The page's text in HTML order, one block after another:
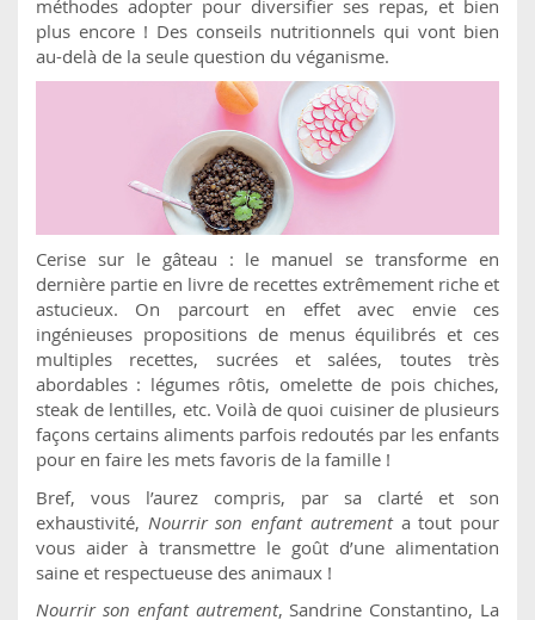
méthodes adopter pour diversifier ses repas, et bien
plus encore ! Des conseils nutritionnels qui vont bien
au-delà de la seule question du véganisme.
Cerise sur le gâteau : le manuel se transforme en
dernière partie en livre de recettes extrêmement riche et
astucieux. On parcourt en effet avec envie ces
ingénieuses propositions de menus équilibrés et ces
multiples recettes, sucrées et salées, toutes très
abordables : légumes rôtis, omelette de pois chiches,
steak de lentilles, etc. Voilà de quoi cuisiner de plusieurs
façons certains aliments parfois redoutés par les enfants
pour en faire les mets favoris de la famille !
Bref, vous l’aurez compris, par sa clarté et son
exhaustivité, Nourrir son enfant autrementa tout pour
vous aider à transmettre le goût d’une alimentation
saine et respectueuse des animaux !
Nourrir son enfant autrement, Sandrine Constantino, La